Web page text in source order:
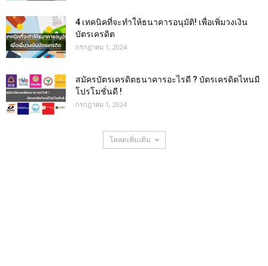
4 เทคนิคที่จะทำให้ธนาคารอนุมัติ! เพื่อเพิ่มวงเงิน
บัตรเครดิต
กรกฎาคม 1, 2024
สมัครบัตรเครดิตธนาคารอะไรดี ? บัตรเครดิตไหนมี
โปรโมชั่นดี !
กรกฎาคม 1, 2024
โหลดเพิ่มเติม